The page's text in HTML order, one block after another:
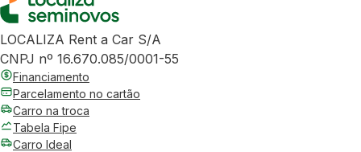
LOCALIZA Rent a Car S/A
CNPJ nº 16.670.085/0001-55
Financiamento
Parcelamento no cartão
Carro na troca
Tabela Fipe
Carro Ideal